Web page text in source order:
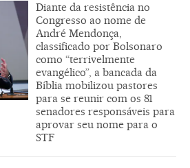
Diante da resistência no
Congresso ao nome de
André Mendonça,
classificado por Bolsonaro
como “terrivelmente
evangélico”, a bancada da
Bíblia mobilizou pastores
para se reunir com os 81
senadores responsáveis para
aprovar seu nome para o
STF